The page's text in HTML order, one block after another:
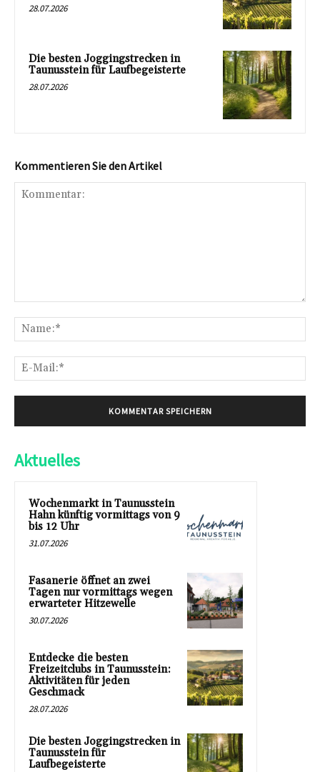
28.07.2026
Die besten Joggingstrecken in
Taunusstein für Laufbegeisterte
28.07.2026
Kommentieren Sie den Artikel
Aktuelles
Wochenmarkt in Taunusstein
Hahn künftig vormittags von 9
bis 12 Uhr
31.07.2026
Fasanerie öffnet an zwei
Tagen nur vormittags wegen
erwarteter Hitzewelle
30.07.2026
Entdecke die besten
Freizeitclubs in Taunusstein:
Aktivitäten für jeden
Geschmack
28.07.2026
Die besten Joggingstrecken in
Taunusstein für
Laufbegeisterte